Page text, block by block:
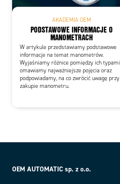
AKADEMIA OEM
PODSTAWOWE INFORMACJE O
MANOMETRACH
W artykule przedstawiamy podstawowe
informacje na temat manometrów.
Wyjaśniamy różnice pomiędzy ich typami,
omawiamy najważniejsze pojęcia oraz
podpowiadamy, na co zwrócić uwagę przy
zakupie manometru.
OEM AUTOMATIC sp. z o.o.